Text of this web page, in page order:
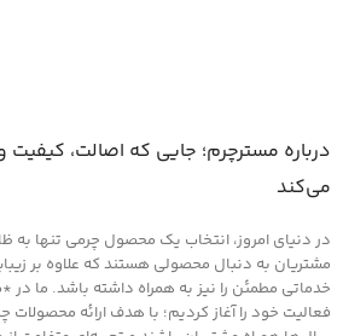
درباره مسترچرم؛ جایی که اصالت، کیفیت
می‌کند
در دنیای امروز، انتخاب یک محصول چرمی تنها
مشتریان به دنبال محصولی هستند که علاوه بر
خدماتی مطمئن را نیز به همراه داشته باشد. ما در
فعالیت خود را آغاز کردیم؛ با هدف ارائه محصولات